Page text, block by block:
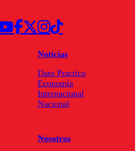
Noticias
Dato Practico
Economía
Internacional
Nacional
Nosotros